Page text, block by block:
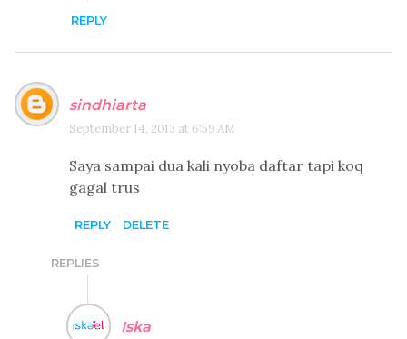
REPLY
sindhiarta
September 14, 2013 at 6:59 AM
Saya sampai dua kali nyoba daftar tapi koq
gagal trus
REPLY DELETE
REPLIES
Iska